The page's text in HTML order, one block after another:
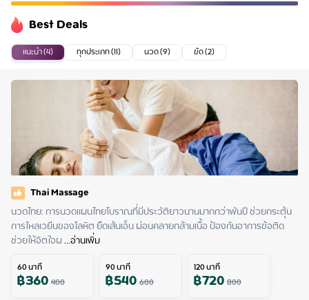
Best Deals
แนะนำ (4) ทุกประเภท (11) นวด (9) ขัด (2)
Thai Massage
นวดไทย: การนวดแผนไทยโบราณที่มีประวัติยาวนานมากกว่าพันปี ช่วยกระตุ้น
การไหลเวยีนของโลหิต ยืดเส้นเอ็น ผ่อนคลายกล้ามเนื้อ ป้องกันอาการข้อติด
ช่วยให้จิตใจผ ...อ่านเพิ่ม
60นาที
฿360400
90นาที
฿540600
120นาที
฿720800